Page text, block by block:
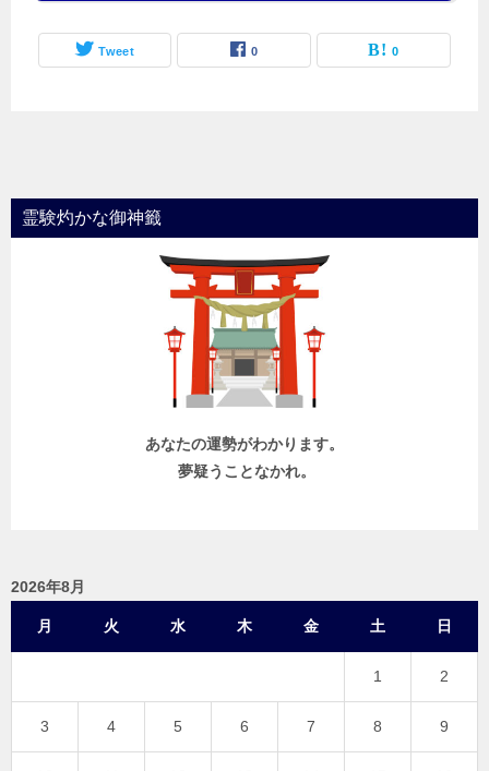
Tweet 0 0
霊験灼かな御神籤
あなたの運勢がわかります。
夢疑うことなかれ。
2026年8月
月 火 水 木 金 土 日
1 2
3 4 5 6 7 8 9